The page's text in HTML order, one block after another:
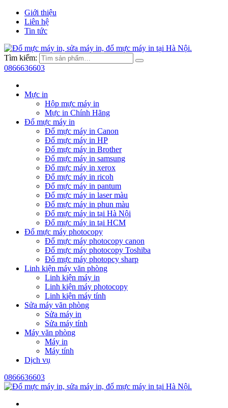
Giới thiệu
Liên hệ
Tin tức
Tìm kiếm:
0866636603
Mực in
Hộp mực máy in
Mực in Chính Hãng
Đổ mực máy in
Đổ mực máy in Canon
Đổ mực máy in HP
Đổ mực máy in Brother
Đổ mực máy in samsung
Đổ mực máy in xerox
Đổ mực máy in ricoh
Đổ mực máy in pantum
Đổ mực máy in laser màu
Đổ mực máy in phun màu
Đổ mực máy in tại Hà Nội
Đổ mực máy in tại HCM
Đổ mực máy photocopy
Đổ mực máy photocopy canon
Đổ mực máy photocopy Toshiba
Đổ mực máy photopcy sharp
Linh kiện máy văn phòng
Linh kiện máy in
Linh kiện máy photocopy
Linh kiện máy tính
Sửa máy văn phòng
Sửa máy in
Sửa máy tính
Máy văn phòng
Máy in
Máy tính
Dịch vụ
0866636603